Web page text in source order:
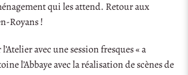
qui les attend. Retour aux
Royans !
avec une session fresques « a
l’Abbaye avec la réalisation de scènes de